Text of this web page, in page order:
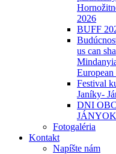
2026
BUFF
us can
Festival
Janíky-
DNI
Fotogaléria
Kontakt
Napíšte nám